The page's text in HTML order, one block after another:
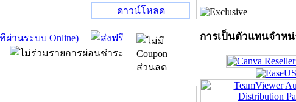
ดาวน์โหลด
การเป็นตัวแทนจำห